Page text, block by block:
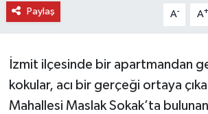
Paylaş A- A+
İzmit ilçesinde bir apartmandan
kokular, acı bir gerçeği ortaya
Mahallesi Maslak Sokak’ta
Küre Haberleri
Merkez Haberleri